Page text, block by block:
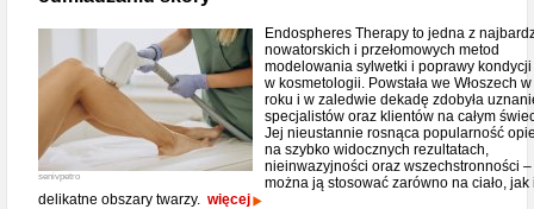
senivpetro
Endospheres Therapy to jedna z
nowatorskich i przełomowych metod
modelowania sylwetki i poprawy kondycji
w kosmetologii. Powstała we Włoszech
roku i w zaledwie dekadę zdobyła
specjalistów oraz klientów na całym
Jej nieustannie rosnąca popularność
na szybko widocznych rezultatach,
nieinwazyjności oraz wszechstronności –
można ją stosować zarówno na ciało, jak
delikatne obszary twarzy. więcej